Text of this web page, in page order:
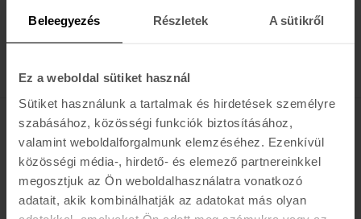
Beleegyezés Részletek A sütikről
Ez a weboldal sütiket használ
Sütiket használunk a tartalmak és hirdetések személyre
szabásához, közösségi funkciók biztosításához,
valamint weboldalforgalmunk elemzéséhez. Ezenkívül
közösségi média-, hirdető- és elemező partnereinkkel
megosztjuk az Ön weboldalhasználatra vonatkozó
adatait, akik kombinálhatják az adatokat más olyan
E-MAIL
K A R O L I N A 17 / B
Hétfő - Péntek: 11:00 - 19:00
Szombat: 10:00 - 19:00
Vasárnap: ZÁRVA